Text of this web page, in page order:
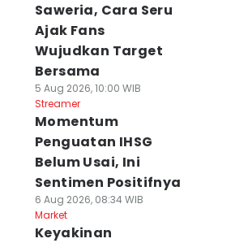
Saweria, Cara Seru
Ajak Fans
Wujudkan Target
Bersama
5 Aug 2026, 10:00 WIB
Streamer
Momentum
Penguatan IHSG
Belum Usai, Ini
Sentimen Positifnya
6 Aug 2026, 08:34 WIB
Market
Keyakinan